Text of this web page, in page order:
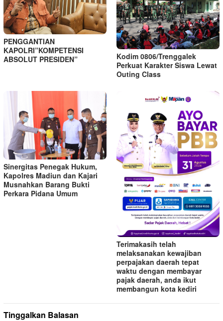
PENGGANTIAN
KAPOLRI”KOMPETENSI
ABSOLUT PRESIDEN”
Kodim 0806/Trenggalek
Perkuat Karakter Siswa Lewat
Outing Class
Sinergitas Penegak Hukum,
Kapolres Madiun dan Kajari
Musnahkan Barang Bukti
Perkara Pidana Umum
Terimakasih telah
melaksanakan kewajiban
perpajakan daerah tepat
waktu dengan membayar
pajak daerah, anda ikut
membangun kota kediri
Tinggalkan Balasan